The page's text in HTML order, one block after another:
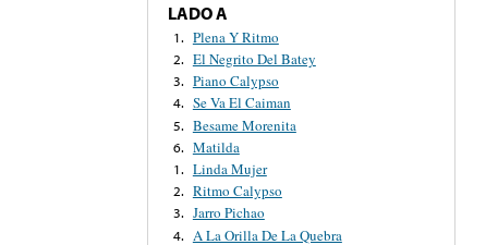
LADO A
1. Plena Y Ritmo
2. El Negrito Del Batey
3. Piano Calypso
4. Se Va El Caiman
5. Besame Morenita
6. Matilda
1. Linda Mujer
2. Ritmo Calypso
3. Jarro Pichao
4. A La Orilla De La Quebra